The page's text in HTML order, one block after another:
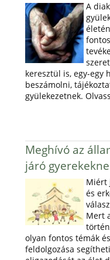
A
keresztül is, egy-egy
beszámolni,
gyülekezetnek.
Meghívó az
járó
Miért
és
Mert
olyan fontos témák
feldolgozása